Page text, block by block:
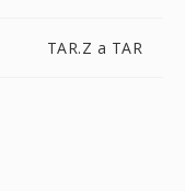
TAR.Z a TAR